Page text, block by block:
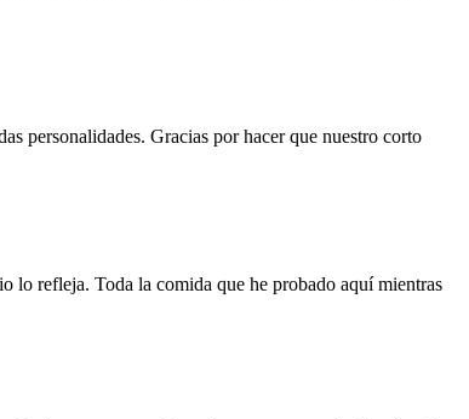
personalidades. Gracias por hacer que nuestro corto
lo refleja. Toda la comida que he probado aquí mientras